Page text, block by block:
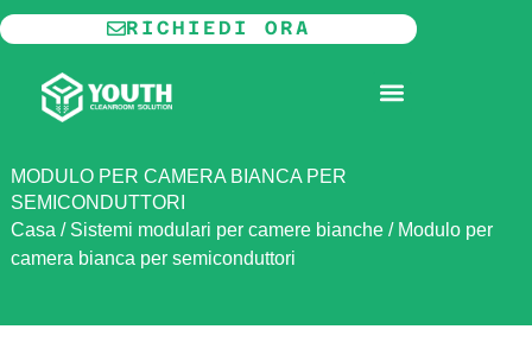
Vai
al
contenuto
RICHIEDI ORA
MODULO PER CAMERA BIANCA PER
SEMICONDUTTORI
Casa / Sistemi modulari per camere bianche/ Modulo per
camera bianca per semiconduttori